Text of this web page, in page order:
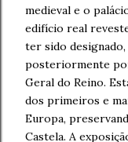
medieval e o
edifício real
ter sido
posteriormente
Geral do Reino.
dos primeiros e
Europa,
Castela. A